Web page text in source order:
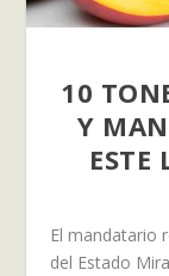
10
Y
ESTE
El mandatario
del Estado